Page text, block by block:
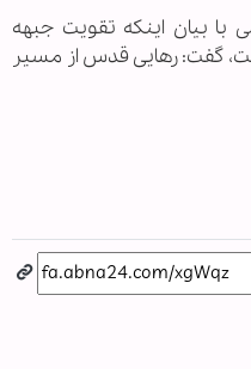
بیان اینکه تقویت جبهه
گفت: رهایی قدس از مسیر